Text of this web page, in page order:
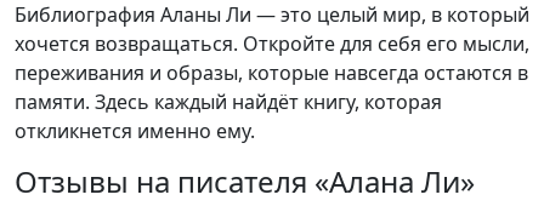
Библиография Аланы Ли — это целый мир, в который
хочется возвращаться. Откройте для себя его мысли,
переживания и образы, которые навсегда остаются в
памяти. Здесь каждый найдёт книгу, которая
откликнется именно ему.
Отзывы на писателя «Алана Ли»